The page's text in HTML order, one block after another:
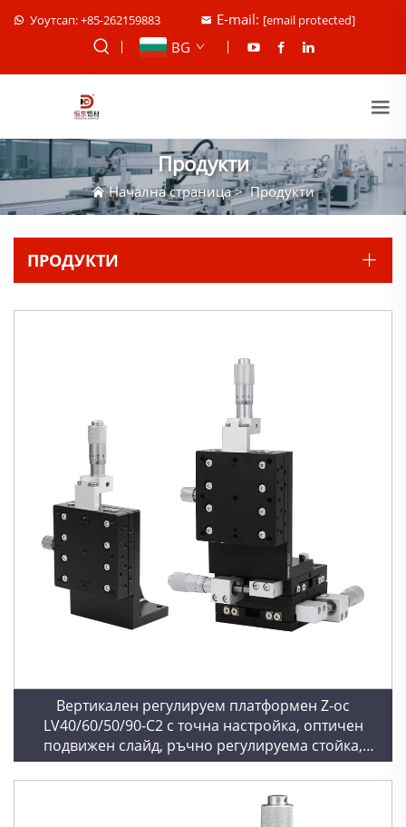
Уоутсап: +85-262159883 E-mail: [email protected]
BG
Продукти
Начална страница>Продукти
ПРОДУКТИ
Вертикален регулируем платформен Z-ос
LV40/60/50/90-C2 с точна настройка, оптичен
подвижен слайд, ръчно регулируема стойка,
носеща платформа